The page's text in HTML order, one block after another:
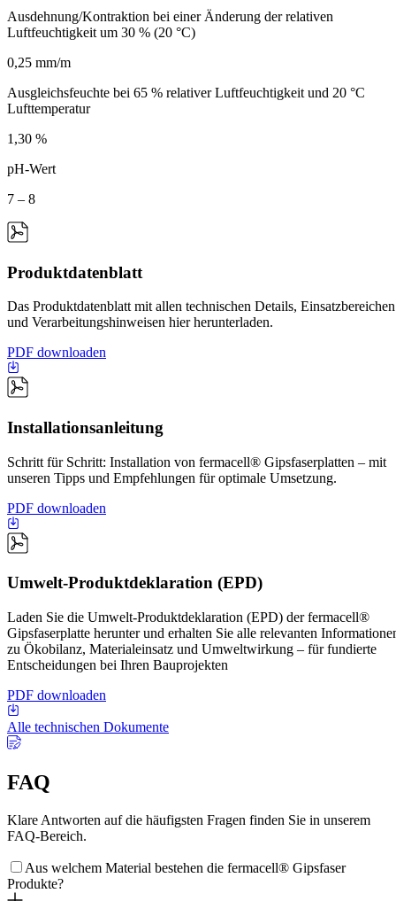
Ausdehnung/Kontraktion bei einer Änderung der relativen
Luftfeuchtigkeit um 30 % (20 °C)
0,25 mm/m
Ausgleichsfeuchte bei 65 % relativer Luftfeuchtigkeit und 20 °C
Lufttemperatur
1,30 %
pH-Wert
7 – 8
Produktdatenblatt
Das Produktdatenblatt mit allen technischen Details, Einsatzbereichen
und Verarbeitungshinweisen hier herunterladen.
PDF downloaden
Installationsanleitung
Schritt für Schritt: Installation von fermacell® Gipsfaserplatten – mit
unseren Tipps und Empfehlungen für optimale Umsetzung.
PDF downloaden
Umwelt-Produktdeklaration (EPD)
Laden Sie die Umwelt-Produktdeklaration (EPD) der fermacell®
Gipsfaserplatte herunter und erhalten Sie alle relevanten
zu Ökobilanz, Materialeinsatz und Umweltwirkung – für fundierte
Entscheidungen bei Ihren Bauprojekten
PDF downloaden
Alle technischen Dokumente
FAQ
Klare Antworten auf die häufigsten Fragen finden Sie in unserem
FAQ-Bereich.
Aus welchem Material bestehen die fermacell® Gipsfaser
Produkte?